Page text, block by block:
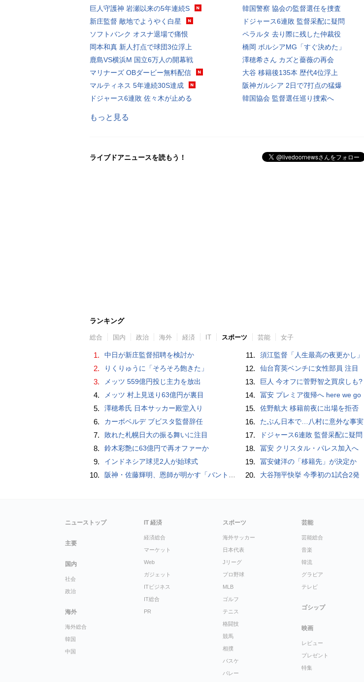
巨人守護神 岩瀬以来の5年連続S
新庄監督 敵地でようやく白星
ソフトバンク オスナ退場で痛恨
岡本和真 新人打点で球団3位浮上
鹿島VS横浜M 国立6万人の開幕戦
マリナーズ OBダービー無料配信
マルティネス 5年連続30S達成
ドジャース6連敗 佐々木が止める
韓国警察 協会の監督選任を捜査
ドジャース6連敗 監督采配に疑問
ペラルタ 去り際に残した仲裁役
橋岡 ボルシアMG「すぐ決めた」
澤穂希さん カズと薔薇の再会
大谷 移籍後135本 歴代4位浮上
阪神ガルシア 2日で7打点の猛爆
韓国協会 監督選任巡り捜索へ
もっと見る
ライブドアニュースを読もう！
ランキング
総合 国内 政治 海外 経済 IT スポーツ 芸能 女子
1. 中日が新庄監督招聘を検討か
2. りくりゅうに「そろそろ飽きた」
3. メッツ 559億円投じ主力を放出
4. メッツ 村上見送り63億円が裏目
5. 澤穂希氏 日本サッカー殿堂入り
6. カーボベルデ ブビスタ監督辞任
7. 敗れた札幌日大の振る舞いに注目
8. 鈴木彩艶に63億円で再オファーか
9. インドネシア球児2人が始球式
10. 阪神・佐藤輝明、恩師が明かす「バント拒否でホームラン」の“やんちゃ坊主”時代
11. 須江監督「人生最高の夜更かし」
12. 仙台育英ベンチに女性部員 注目
13. 巨人 今オフに菅野智之買戻しも?
14. 冨安 プレミア復帰へ here we go
15. 佐野航大 移籍前夜に出場を拒否
16. たぶん日本で…八村に意外な事実
17. ドジャース6連敗 監督采配に疑問
18. 冨安 クリスタル・パレス加入へ
19. 冨安健洋の「移籍先」が決定か
20. 大谷翔平快挙 今季初の1試合2発
ニューストップ
主要
国内
社会
政治
海外
海外総合
韓国
中国
IT 経済
経済総合
マーケット
Web
ガジェット
ITビジネス
IT総合
PR
スポーツ
海外サッカー
日本代表
Jリーグ
プロ野球
MLB
ゴルフ
テニス
格闘技
競馬
相撲
バスケ
バレー
芸能
芸能総合
音楽
韓流
グラビア
テレビ
ゴシップ
映画
レビュー
プレゼント
特集